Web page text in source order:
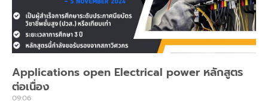
Applications open Electrical power หลักสูตร
ต่อเนื่อง
09:06